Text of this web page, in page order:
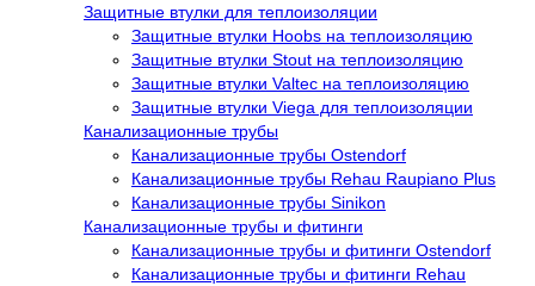
Защитные втулки для теплоизоляции
Защитные втулки Hoobs на теплоизоляцию
Защитные втулки Stout на теплоизоляцию
Защитные втулки Valtec на теплоизоляцию
Защитные втулки Viega для теплоизоляции
Канализационные трубы
Канализационные трубы Ostendorf
Канализационные трубы Rehau Raupiano Plus
Канализационные трубы Sinikon
Канализационные трубы и фитинги
Канализационные трубы и фитинги Ostendorf
Канализационные трубы и фитинги Rehau